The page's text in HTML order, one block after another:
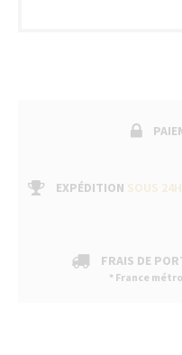
EXPÉDITION SOUS 24H
FRAIS DE
* France